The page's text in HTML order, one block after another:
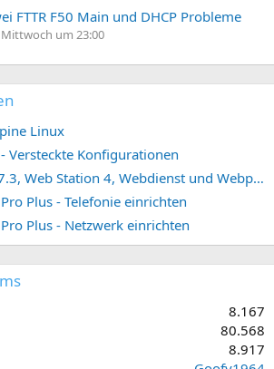
FTTR F50 Main und DHCP Probleme
Mittwoch um 23:00
Linux
Versteckte Konfigurationen
Synology DSM 7.2/7.3, Web Station 4, Webdienst und Webportal erstellen (ehemals vHost)
Plus - Telefonie einrichten
Plus - Netzwerk einrichten
8.167
80.568
8.917